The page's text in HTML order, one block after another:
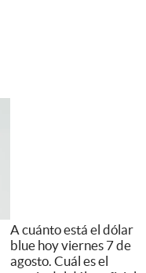
A cuánto está el dólar
blue hoy viernes 7 de
agosto. Cuál es el